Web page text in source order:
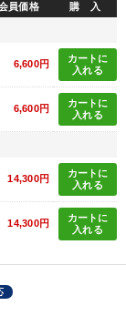
員価格 購 入
6,600円
カートに
入れる
6,600円
カートに
入れる
14,300円
カートに
入れる
14,300円
カートに
入れる